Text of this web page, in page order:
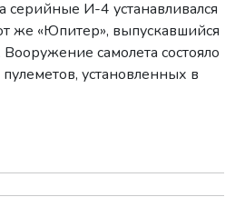
серийные И-4 устанавливался
же «Юпитер», выпускавшийся
самолета состояло
установленных в